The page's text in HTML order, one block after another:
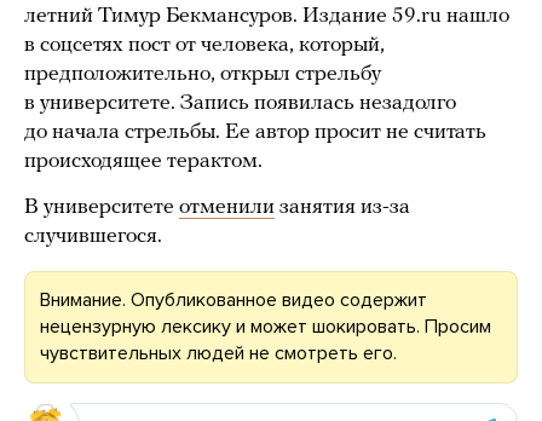
летний Тимур Бекмансуров. Издание 59.ru нашло
в соцсетях пост от человека, который,
предположительно, открыл стрельбу
в университете. Запись появилась незадолго
до начала стрельбы. Ее автор просит не считать
происходящее терактом.
В университете отменили занятия из-за
случившегося.
Внимание. Опубликованное видео содержит
нецензурную лексику и может шокировать. Просим
чувствительных людей не смотреть его.